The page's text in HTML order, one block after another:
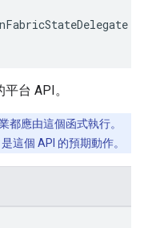
台 API。
都應由這個函式執行。
這個 API 的預期動作。